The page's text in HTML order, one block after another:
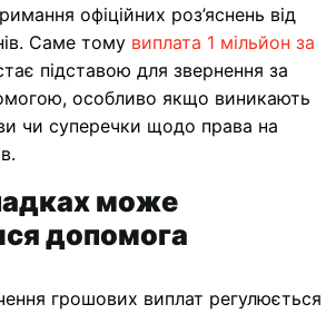
офіційних роз’яснень від
Саме тому виплата 1 мільйон за
підставою для звернення за
особливо якщо виникають
чи суперечки щодо права на
може
допомога
грошових виплат регулюється